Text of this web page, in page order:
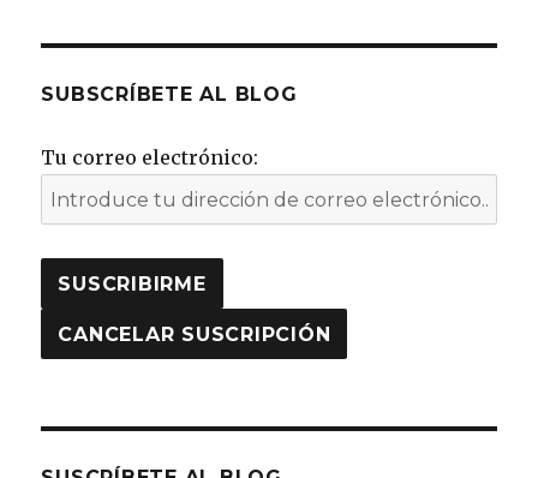
SUBSCRÍBETE AL BLOG
Tu correo electrónico: